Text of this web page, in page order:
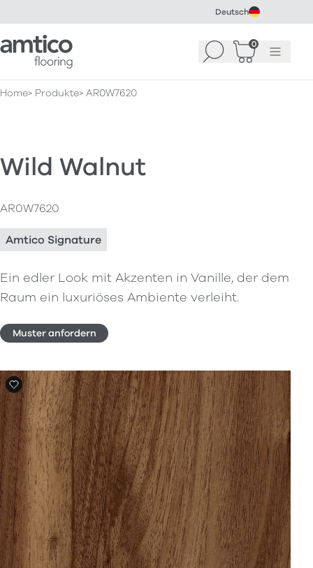
Deutsch
Amtico Flooring Suchen 0
WarenkorbMenü
Home Produkte AR0W7620
Wild Walnut
AR0W7620
Amtico Signature
Ein edler Look mit Akzenten in Vanille, der dem
Raum ein luxuriöses Ambiente verleiht.
Muster anfordern